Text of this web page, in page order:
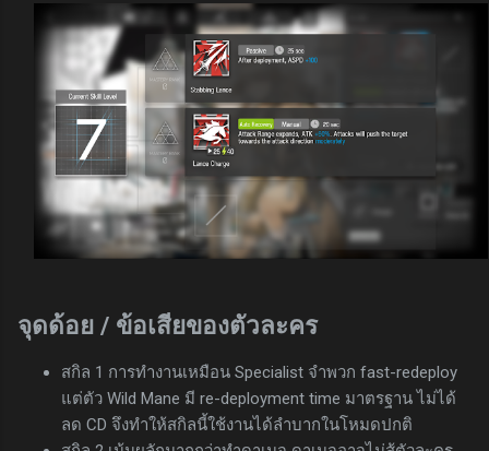
จุดด้อย / ข้อเสียของตัวละคร
สกิล 1 การทำงานเหมือน Specialist จำพวก fast-redeploy
แต่ตัว Wild Mane มี re-deployment time มาตรฐาน ไม่ได้
ลด CD จึงทำให้สกิลนี้ใช้งานได้ลำบากในโหมดปกติ